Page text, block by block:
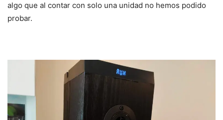
algo que al contar con solo una unidad no hemos podido
probar.